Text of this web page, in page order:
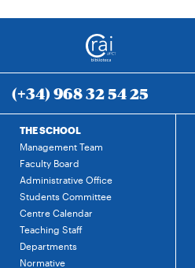
(+34) 968 32 54 25
THE SCHOOL
Management Team
Faculty Board
Administrative Office
Students Committee
Centre Calendar
Teaching Staff
Departments
Normative